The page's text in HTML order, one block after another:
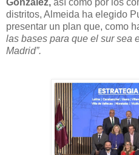
distritos, Almeida ha elegido
presentar un plan que, como
las bases para que el sur sea
Madrid”.